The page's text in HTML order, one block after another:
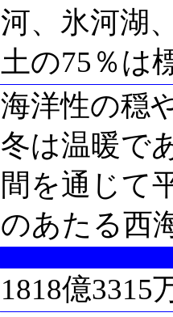
河、氷河湖
土の75％は
海洋性の穏
冬は温暖で
間を通じて
のあたる西
1818億3315